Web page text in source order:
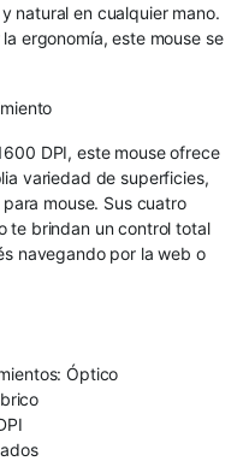
natural en cualquier mano.
ergonomía, este mouse se
DPI, este mouse ofrece
variedad de superficies,
mouse. Sus cuatro
te brindan un control total
navegando por la web o
Óptico